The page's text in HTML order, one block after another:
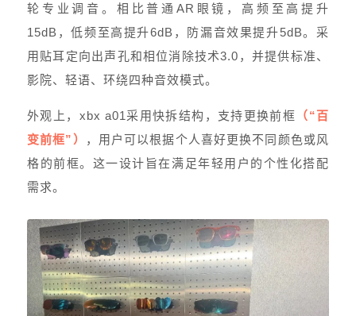
轮专业调音。相比普通AR眼镜，高频至高提升
15dB，低频至高提升6dB，防漏音效果提升5dB。采
用贴耳定向出声孔和相位消除技术3.0，并提供标准、
影院、轻语、环绕四种音效模式。
外观上，xbx a01采用快拆结构，支持更换前框 （“百
变前框”）
，用户可以根据个人喜好更换不同颜色或风
格的前框。这一设计旨在满足年轻用户的个性化搭配
需求。